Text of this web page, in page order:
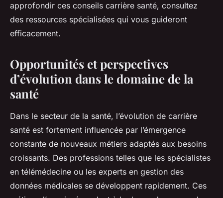
approfondir ces conseils carrière santé, consultez
des ressources spécialisées qui vous guideront
efficacement.
Opportunités et perspectives
d’évolution dans le domaine de la
santé
Dans le secteur de la santé, l’évolution de carrière
santé est fortement influencée par l’émergence
constante de nouveaux métiers adaptés aux besoins
croissants. Des professions telles que les spécialistes
en télémédecine ou les experts en gestion des
données médicales se développent rapidement. Ces